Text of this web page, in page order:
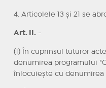
4. Articolele 13 și 21 se
Art. II.-
(1) În cuprinsul tuturor
denumirea programului
înlocuiește cu denumirea